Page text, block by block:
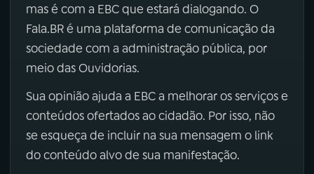
mas é com a EBC que estará dialogando. O
Fala.BR é uma plataforma de comunicação da
sociedade com a administração pública, por
meio das Ouvidorias.
Sua opinião ajuda a EBC a melhorar os serviços e
conteúdos ofertados ao cidadão. Por isso, não
se esqueça de incluir na sua mensagem o link
do conteúdo alvo de sua manifestação.